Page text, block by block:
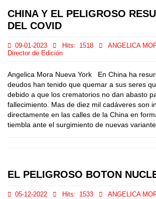
CHINA Y EL PELIGROSO
DEL COVID
09-01-2023 Hits: 1518
ANGELICA
Director de Edición
Angelica Mora Nueva York En China ha
deudos han tenido que quemar a sus seres
debido a que los crematorios no dan abasto
fallecimiento. Mas de diez mil cadáveres son
directamente en las calles de la China en
tiembla ante el surgimiento de nuevas
EL PELIGROSO BOTON
05-12-2022 Hits: 1533
ANGELICA